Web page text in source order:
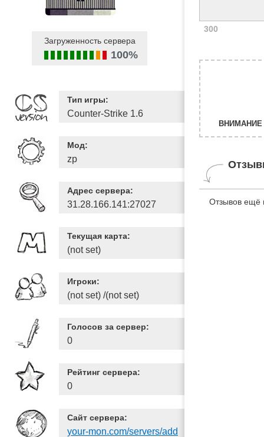
Загруженность сервера
100%
Тип игры:
Counter-Strike 1.6
Мод:
zp
Адрес сервера:
31.28.166.141:27027
Текущая карта:
(not set)
Игроки:
(not set) /(not set)
Голосов за сервер:
0
Рейтинг сервера:
0
Сайт сервера:
your-mon.com/servers/add
300
ВНИМАНИЕ
Отзывов ещё